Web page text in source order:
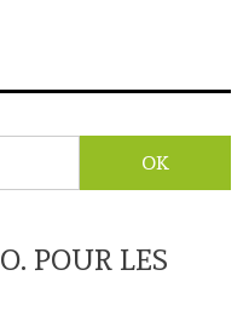
POUR LES